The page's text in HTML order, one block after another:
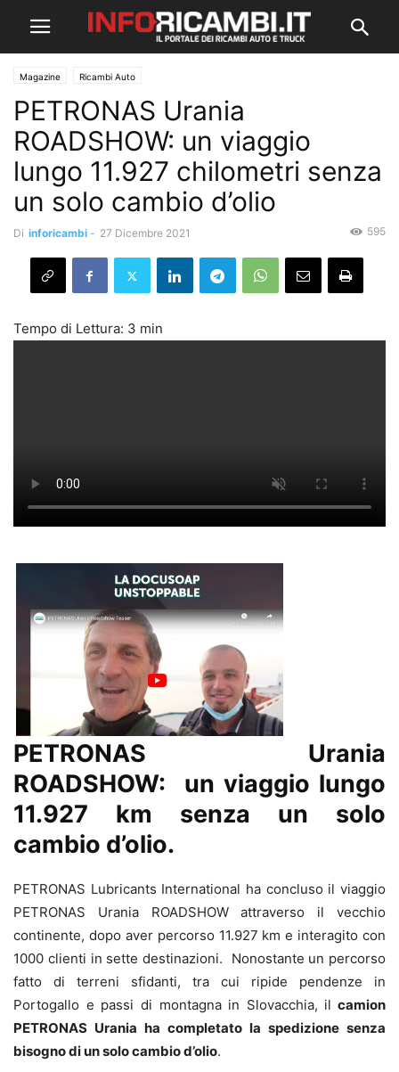
Magazine Ricambi Auto
PETRONAS Urania
ROADSHOW: un viaggio
lungo 11.927 chilometri senza
un solo cambio d’olio
Di inforicambi - 27 Dicembre 2021 595
PETRONAS Urania
ROADSHOW: un viaggio lungo
11.927 km senza un solo
cambio d’olio.
PETRONAS Lubricants International ha concluso il viaggio
PETRONAS Urania ROADSHOW attraverso il vecchio
continente, dopo aver percorso 11.927 km e interagito con
1000 clienti in sette destinazioni. Nonostante un percorso
fatto di terreni sfidanti, tra cui ripide pendenze in
Portogallo e passi di montagna in Slovacchia, il camion
PETRONAS Urania ha completato la spedizione senza
bisogno di un solo cambio d’olio.